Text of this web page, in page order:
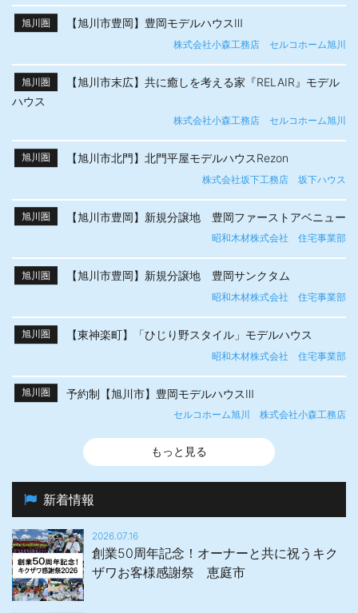
旭川圏 【旭川市豊岡】豊岡モデルハウスⅢ
株式会社小森工務店 セルコホーム旭川
旭川圏
【旭川市末広】共に癒しを考える家『RELAIR』モデル
ハウス
株式会社小森工務店 セルコホーム旭川
旭川圏 【旭川市北門】北門平屋モデルハウスRezon
株式会社坂下工務店 坂下ハウス
旭川圏 【旭川市豊岡】新規分譲地 豊岡ファーストアベニュー
昭和木材株式会社 住宅事業部
旭川圏 【旭川市豊岡】新規分譲地 豊岡サンクタム
昭和木材株式会社 住宅事業部
旭川圏 【東神楽町】「ひじり野スタイル」モデルハウス
昭和木材株式会社 住宅事業部
旭川圏 予約制【旭川市】豊岡モデルハウスⅢ
セルコホーム旭川 株式会社小森工務店
もっと見る
新着情報
2026.07.16
創業50周年記念！オーナーと共に祝うキク
ザワお客様感謝祭 恵庭市